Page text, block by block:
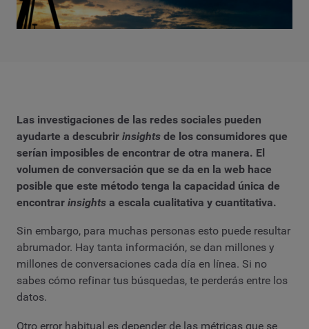
Las investigaciones de las redes sociales pueden
ayudarte a descubrir insights de los consumidores que
serían imposibles de encontrar de otra manera. El
volumen de conversación que se da en la web hace
posible que este método tenga la capacidad única de
encontrar insights a escala cualitativa y cuantitativa.
Sin embargo, para muchas personas esto puede resultar
abrumador. Hay tanta información, se dan millones y
millones de conversaciones cada día en línea. Si no
sabes cómo refinar tus búsquedas, te perderás entre los
datos.
Otro error habitual es depender de las métricas que se